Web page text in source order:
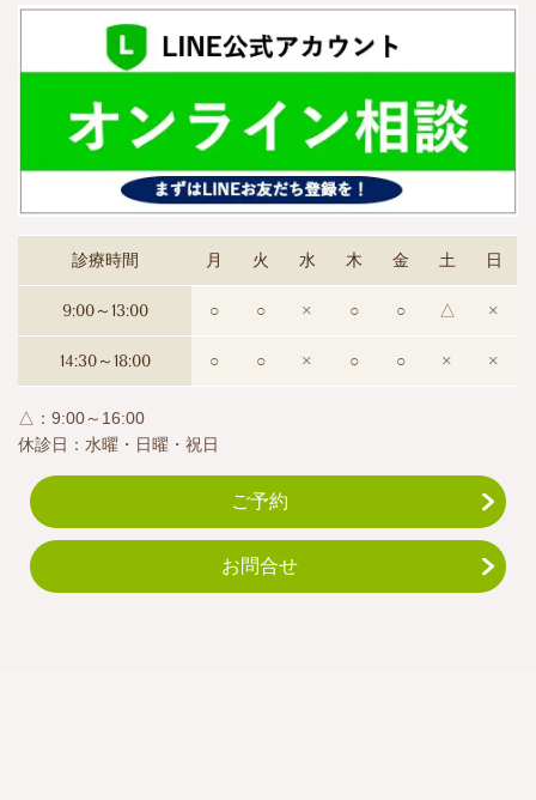
診療時間 月 火 水 木 金 土 日
9:00～13:00 ○ ○ × ○ ○ △ ×
14:30～18:00 ○ ○ × ○ ○ × ×
△：9:00～16:00
休診日：水曜・日曜・祝日
ご予約
お問合せ